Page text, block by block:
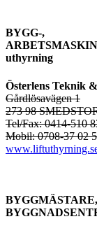
BYGG-,
uthyrning
Österlens Teknik
Gårdlösavägen 1
273 98
Tel/Fax: 0414-510
Mobil: 0708-37 02
BYGGMÄSTARE,